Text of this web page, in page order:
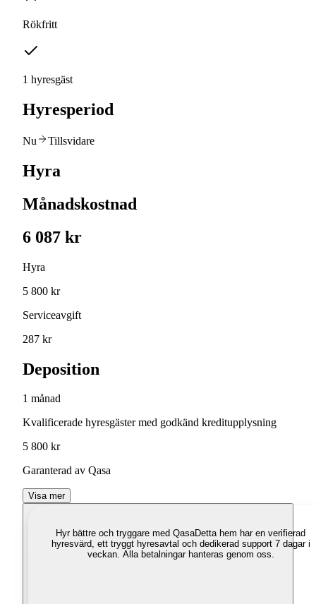
Rökfritt
1 hyresgäst
Hyresperiod
Nu Tillsvidare
Hyra
Månadskostnad
6 087 kr
Hyra
5 800 kr
Serviceavgift
287 kr
Deposition
1 månad
Kvalificerade hyresgäster med godkänd kreditupplysning
5 800 kr
Garanterad av Qasa
Visa mer
Hyr bättre och tryggare med QasaDetta hem har en verifierad
hyresvärd, ett tryggt hyresavtal och dedikerad support 7 dagar i
veckan. Alla betalningar hanteras genom oss.